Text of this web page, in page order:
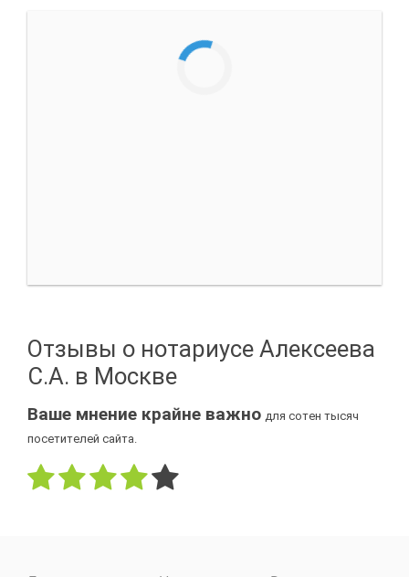
Отзывы о нотариусе Алексеева
С.А. в Москве
Ваше мнение крайне важно для сотен тысяч
посетителей сайта.